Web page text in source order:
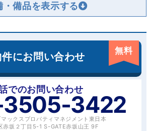
・備品を
にお問い合わせ 無料
でのお問い合わせ
3422
ックスプロパティマネジメント東日本
赤坂２丁目5-1 S-GATE赤坂山王 9F